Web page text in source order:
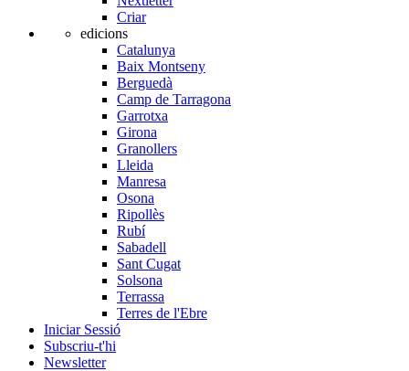
Criar
edicions
Catalunya
Baix Montseny
Berguedà
Camp de Tarragona
Garrotxa
Girona
Granollers
Lleida
Manresa
Osona
Ripollès
Rubí
Sabadell
Sant Cugat
Solsona
Terrassa
Terres de l'Ebre
Iniciar Sessió
Subscriu-t'hi
Newsletter